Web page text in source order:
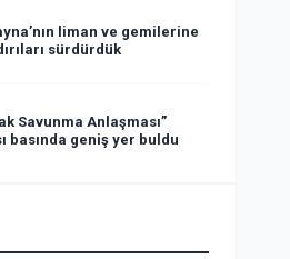
liman ve gemilerine
sürdürdük
Savunma Anlaşması”
basında geniş yer buldu